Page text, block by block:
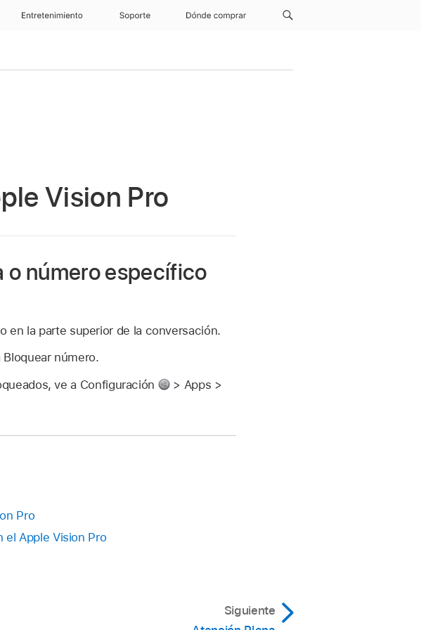
Entretenimiento Soporte Dónde comprar
Vision Pro
o número específico
en la parte superior de la conversación.
número.
ve a Configuración
> Apps >
Pro
el Apple Vision Pro
Siguiente